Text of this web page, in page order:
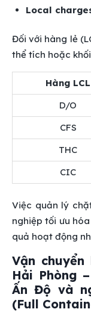
Local
Đối với hàng lẻ
thể tích hoặc
Hàng LCL
D/O
CFS
THC
CIC
Việc quản lý
nghiệp tối ưu
quả hoạt động
Vận
Hải Phòng
Ấn Độ và
(Full